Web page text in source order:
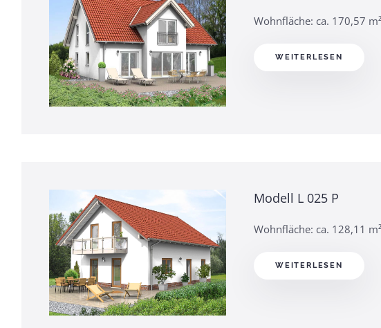
Wohnfläche: ca. 170,57 m²
WEITERLESEN
Modell L 025 P
Wohnfläche: ca. 128,11 m²
WEITERLESEN